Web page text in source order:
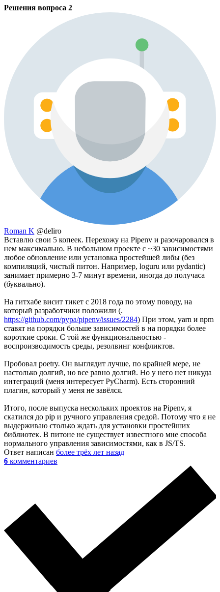
Решения вопроса 2
Roman K @deliro
Вставлю свои 5 копеек. Перехожу на Pipenv и разочаровался в
нем максимально. В небольшом проекте с ~30 зависимостями
любое обновление или установка простейшей либы (без
компиляций, чистый питон. Например, loguru или pydantic)
занимает примерно 3-7 минут времени, иногда до получаса
(буквально).
На гитхабе висит тикет с 2018 года по этому поводу, на
который разработчики положили (.
https://github.com/pypa/pipenv/issues/2284) При этом, yarn и npm
ставят на порядки больше зависимостей в на порядки более
короткие сроки. С той же функциональностью -
воспроизводимость среды, резолвинг конфликтов.
Пробовал poetry. Он выглядит лучше, по крайней мере, не
настолько долгий, но все равно долгий. Но у него нет никуда
интеграций (меня интересует PyCharm). Есть сторонний
плагин, который у меня не завёлся.
Итого, после выпуска нескольких проектов на Pipenv, я
скатился до pip и ручного управления средой. Потому что я не
выдерживаю столько ждать для установки простейших
библиотек. В питоне не существует известного мне способа
нормального управления зависимостями, как в JS/TS.
Ответ написан более трёх лет назад
6 комментариев